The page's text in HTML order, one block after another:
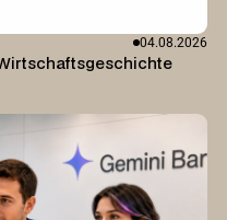
04.08.2026